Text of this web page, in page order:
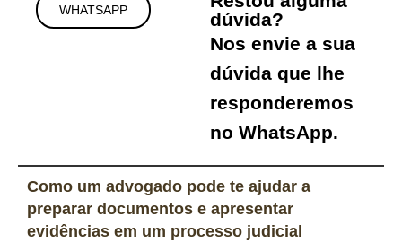
WHATSAPP
dúvida?
Nos envie a sua
dúvida que lhe
responderemos
no WhatsApp.
Como um advogado pode te ajudar a
preparar documentos e apresentar
evidências em um processo judicial